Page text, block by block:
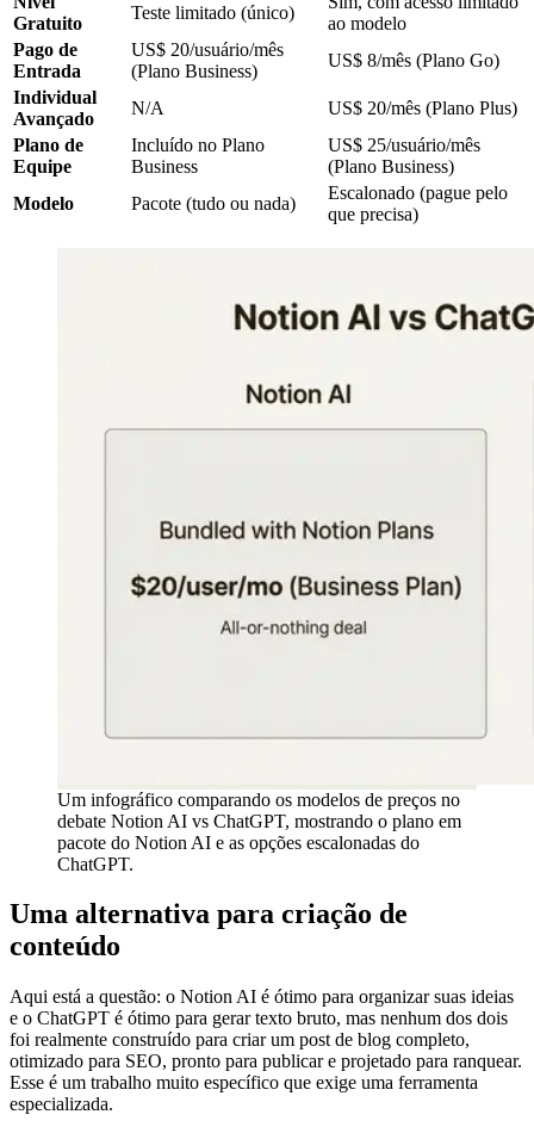
Gratuito
Teste limitado (único)
ao modelo
Pago de
Entrada
US$ 20/usuário/mês
(Plano Business)
US$ 8/mês (Plano Go)
Individual
Avançado
N/A
US$ 20/mês (Plano Plus)
Plano de
Equipe
Incluído no Plano
Business
US$ 25/usuário/mês
(Plano Business)
Modelo
Pacote (tudo ou nada)
Escalonado (pague pelo
que precisa)
Um infográfico comparando os modelos de preços no
debate Notion AI vs ChatGPT, mostrando o plano em
pacote do Notion AI e as opções escalonadas do
ChatGPT.
Uma alternativa para criação de
conteúdo
Aqui está a questão: o Notion AI é ótimo para organizar suas ideias
e o ChatGPT é ótimo para gerar texto bruto, mas nenhum dos dois
foi realmente construído para criar um post de blog completo,
otimizado para SEO, pronto para publicar e projetado para ranquear.
Esse é um trabalho muito específico que exige uma ferramenta
especializada.